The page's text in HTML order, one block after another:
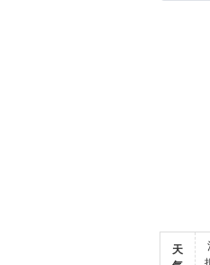
天